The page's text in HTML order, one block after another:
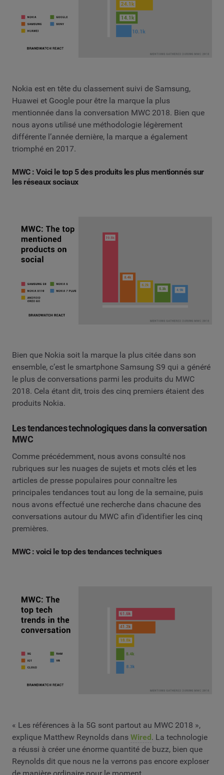
Nokia est en tête du classement suivi de Samsung,
Huawei et Google pour être la marque la plus
mentionnée dans la conversation MWC 2018. Bien que
nous ayons utilisé une méthodologie légèrement
différente l’année dernière, la marque a également
triomphé en 2017.
MWC : Voici le top 5 des produits les plus mentionnés sur
les réseaux sociaux
Bien que Nokia soit la marque la plus citée dans son
ensemble, c’est le smartphone Samsung S9 qui a généré
le plus de conversations parmi les produits du MWC
2018. Cela étant dit, trois des cinq premiers étaient des
produits Nokia.
Les tendances technologiques dans la conversation
MWC
Comme précédemment, nous avons consulté nos
rubriques sur les nuages de sujets et mots clés ​​et les
articles de presse populaires pour connaître les
principales tendances tout au long de la semaine, puis
nous avons effectué une recherche dans chacune des
conversations autour du MWC afin d’identifier les cinq
premières.
MWC : voici le top des tendances techniques
« Les références à la 5G sont partout au MWC 2018 »,
explique Matthew Reynolds dans Wired. La technologie
a réussi à créer une énorme quantité de buzz, bien que
Reynolds dit que nous ne la verrons pas encore exploser
de manière ordinaire pour le moment.